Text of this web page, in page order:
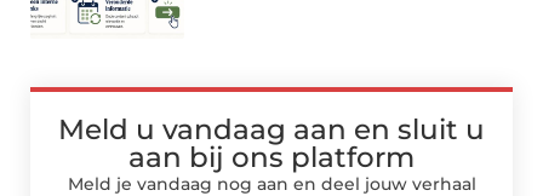
Meld u vandaag aan en sluit u
aan bij ons platform
Meld je vandaag nog aan en deel jouw verhaal